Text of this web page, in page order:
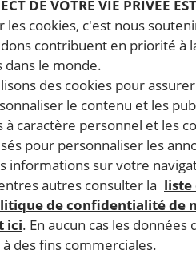
DE VOTRE VIE PRIVÉE
les cookies, c'est nous
contribuent en priorité à
dans le monde.
des cookies pour
le contenu et les
à caractère personnel et les
pour personnaliser les
informations sur votre
autres consulter la liste
de confidentialité de
ici. En aucun cas les
des fins commerciales.